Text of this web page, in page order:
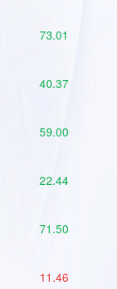
73.01
40.37
59.00
22.44
71.50
11.46